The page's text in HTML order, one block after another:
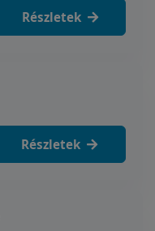
Részletek
Részletek